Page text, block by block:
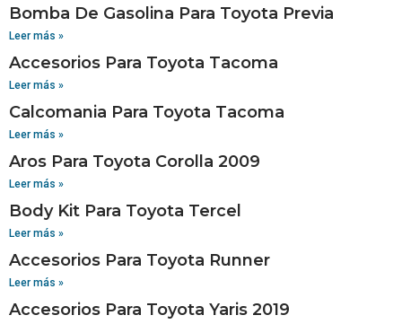
Bomba De Gasolina Para Toyota Previa
Leer más »
Accesorios Para Toyota Tacoma
Leer más »
Calcomania Para Toyota Tacoma
Leer más »
Aros Para Toyota Corolla 2009
Leer más »
Body Kit Para Toyota Tercel
Leer más »
Accesorios Para Toyota Runner
Leer más »
Accesorios Para Toyota Yaris 2019